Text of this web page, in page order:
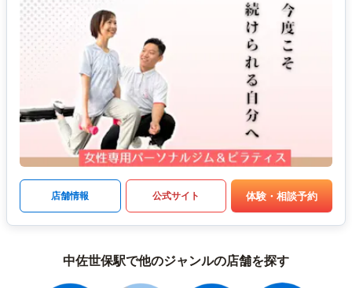
店舗情報 公式サイト 体験・相談予約
中佐世保駅で他のジャンルの店舗を探す